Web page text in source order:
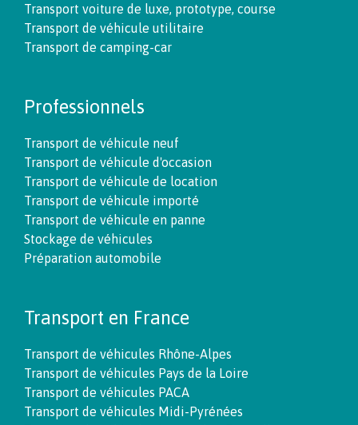
Transport voiture de luxe, prototype, course
Transport de véhicule utilitaire
Transport de camping-car
Professionnels
Transport de véhicule neuf
Transport de véhicule d'occasion
Transport de véhicule de location
Transport de véhicule importé
Transport de véhicule en panne
Stockage de véhicules
Préparation automobile
Transport en France
Transport de véhicules Rhône-Alpes
Transport de véhicules Pays de la Loire
Transport de véhicules PACA
Transport de véhicules Midi-Pyrénées